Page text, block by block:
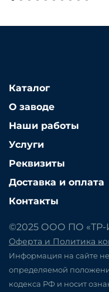
Каталог
О заводе
Наши работы
Услуги
Реквизиты
Доставка и оплата
Контакты
©2025 ООО ПО «ТР-
Оферта и Политика
Информация на сайте
определяемой
кодекса РФ и носит